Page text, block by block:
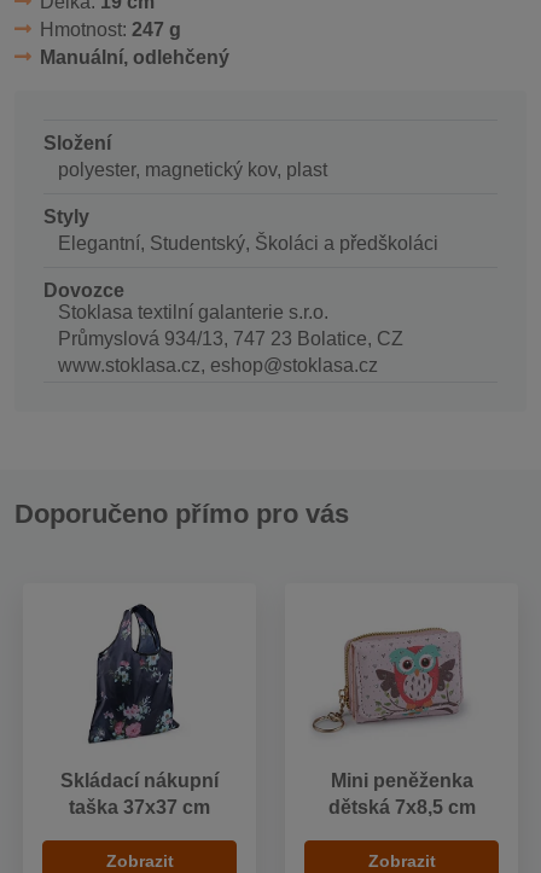
Hmotnost: 247 g
Manuální, odlehčený
Složení
polyester, magnetický kov, plast
Styly
Elegantní, Studentský, Školáci a předškoláci
Dovozce
Stoklasa textilní galanterie s.r.o.
Průmyslová 934/13, 747 23 Bolatice, CZ
www.stoklasa.cz, eshop@stoklasa.cz
Doporučeno přímo pro vás
Skládací nákupní
taška 37x37 cm
Zobrazit
Mini peněženka
dětská 7x8,5 cm
Zobrazit